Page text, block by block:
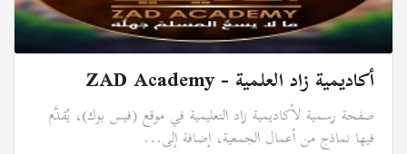
أكاديمية زاد العلمية - ZAD Academy
صفحة رسمية لأكاديمية زاد التعليمية في موقع (فيس بوك)، يُقدَّم
فيها نماذج من أعمال الجمعية، إضافة إلى...